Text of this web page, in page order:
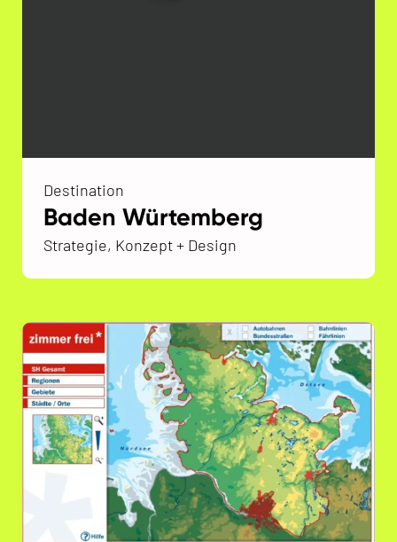
Destination
Baden Würtemberg
Strategie, Konzept + Design